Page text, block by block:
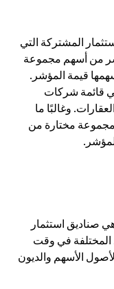
المشتركة التي
من أسهم مجموعة
قيمة المؤشر.
قائمة شركات
العقارات. وغالبًا ما
مختارة من
صناديق استثمار
في وقت
الأسهم والديون